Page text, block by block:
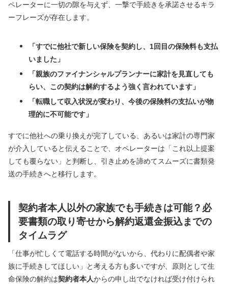
ペレーターに一切の隙を与えず、一撃で手続きを承諾させるキラ
ーフレーズが存在します。
「すでに他社で新しい保険を契約し、1回目の保険料も支払
いました」
「親族のファイナンシャルプランナーに家計を見直しても
らい、この契約は解約するよう強く言われています」
「転職して収入状況が変わり、今後の保険料の支払いが物
理的に不可能です」
すでに他社への乗り換えが完了している、あるいは家計の専門家
が介入していると伝えることで、オペレーターは「これ以上提案
しても覆らない」と判断し、引き止めを諦めてスムーズに書類発
送の手続きへと移行します。
契約者本人以外の家族でも手続きは可能？必
要書類の取り寄せから解約返還金振込までの
タイムラグ
「仕事が忙しくて電話する時間がないから、代わりに配偶者や家
族に手続きしてほしい」と考える方も多いですが、原則として生
命保険の解約は契約者本人からの申し出でなければ受け付けられ